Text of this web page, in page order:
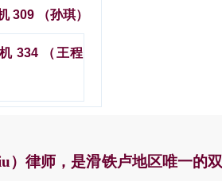
309 （孙琪）
334 （王程
）律师，是滑铁卢地区唯一的